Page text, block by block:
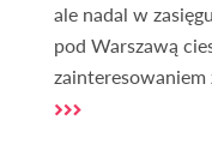
ale nadal w
pod Warszawą
planujących